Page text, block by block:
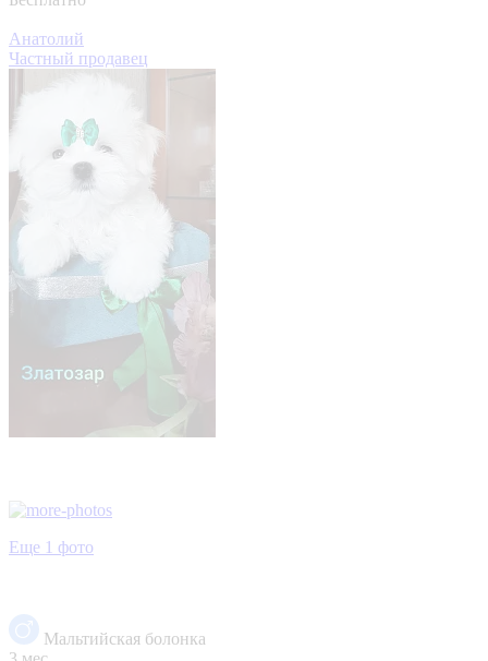
Анатолий
Частный продавец
Еще 1 фото
Мальтийская болонка